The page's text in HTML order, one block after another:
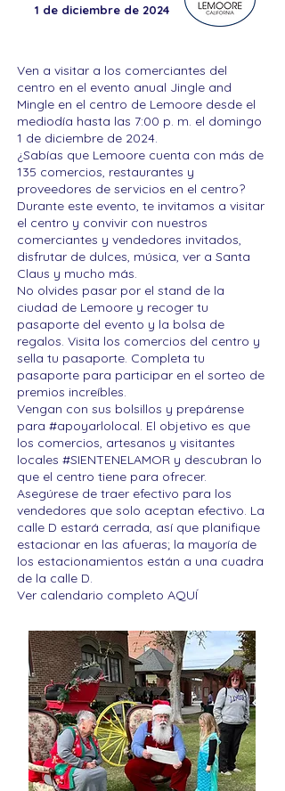
1 de diciembre de 2024
Ven a visitar a los comerciantes del
centro en el evento anual Jingle and
Mingle en el centro de Lemoore desde el
mediodía hasta las 7:00 p. m. el domingo
1 de diciembre de 2024.
¿Sabías que Lemoore cuenta con más de
135 comercios, restaurantes y
proveedores de servicios en el centro?
Durante este evento, te invitamos a visitar
el centro y convivir con nuestros
comerciantes y vendedores invitados,
disfrutar de dulces, música, ver a Santa
Claus y mucho más.
No olvides pasar por el stand de la
ciudad de Lemoore y recoger tu
pasaporte del evento y la bolsa de
regalos. Visita los comercios del centro y
sella tu pasaporte. Completa tu
pasaporte para participar en el sorteo de
premios increíbles.
Vengan con sus bolsillos y prepárense
para #apoyarlolocal. El objetivo es que
los comercios, artesanos y visitantes
locales #SIENTENELAMOR y descubran lo
que el centro tiene para ofrecer.
Asegúrese de traer efectivo para los
vendedores que solo aceptan efectivo. La
calle D estará cerrada, así que planifique
estacionar en las afueras; la mayoría de
los estacionamientos están a una cuadra
de la calle D.
Ver calendario completo AQUÍ